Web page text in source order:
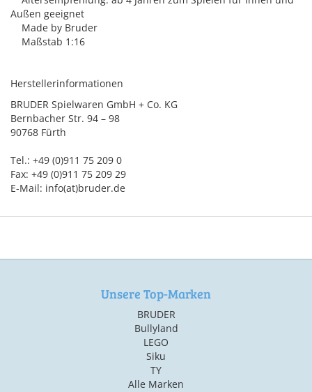
Außen geeignet
Made by Bruder
Maßstab 1:16
Herstellerinformationen
BRUDER Spielwaren GmbH + Co. KG
Bernbacher Str. 94 – 98
90768 Fürth
Tel.: +49 (0)911 75 209 0
Fax: +49 (0)911 75 209 29
E-Mail: info(at)bruder.de
Unsere Top-Marken
BRUDER
Bullyland
LEGO
Siku
TY
Alle Marken